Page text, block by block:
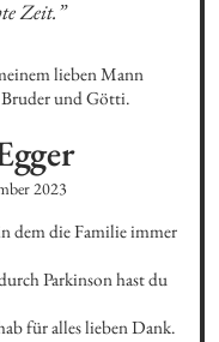
Zeit.”
lieben Mann
Bruder und Götti.
2023
dem die Familie immer
Parkinson hast du
für alles lieben Dank.